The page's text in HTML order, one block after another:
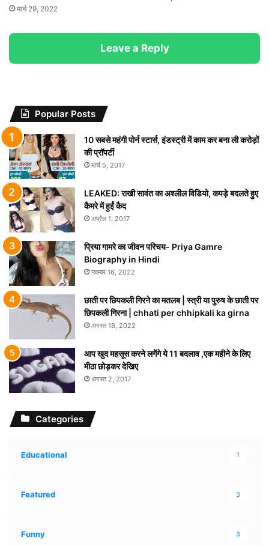
मार्च 29, 2022
Leave a Reply
Popular Posts
10 सबसे महंगी पोर्न स्टार्स, इंडस्ट्री में काम कर बना ली करोड़ों
की प्रॉपर्टी
मार्च 5, 2017
LEAKED: राखी सावंत का अश्लील विडियो, कपड़े बदलते हुए
कैमरे में हुईं कैद
अप्रैल 1, 2017
प्रिया गामरे का जीवन परिचय- Priya Gamre
Biography in Hindi
नवम्बर 16, 2022
छाती पर छिपकली गिरने का मतलब | स्त्री या पुरुष के छाती पर
छिपकली गिरना | chhati per chhipkali ka girna
अगस्त 18, 2022
आप खुद महसूस करने लगेंगे ये 11 बदलाव ,एक महीने के लिए
मीठा छोड़कर देखिए
अगस्त 2, 2017
Categories
Educational 1
Featured 3
Funny 3